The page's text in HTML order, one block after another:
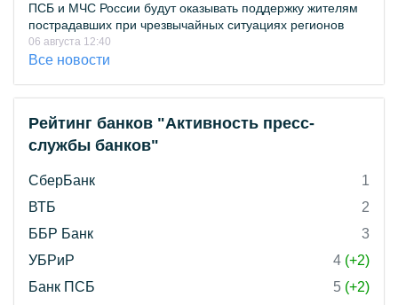
ПСБ и МЧС России будут оказывать поддержку жителям
пострадавших при чрезвычайных ситуациях регионов
06 августа 12:40
Все новости
Рейтинг банков "Активность пресс-
службы банков"
СберБанк
1
ВТБ
2
ББР Банк
3
УБРиР
4 (+2)
Банк ПСБ
5 (+2)